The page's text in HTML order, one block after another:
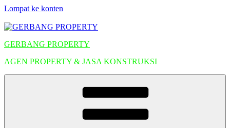
Lompat ke konten
GERBANG PROPERTY
AGEN PROPERTY & JASA KONSTRUKSI